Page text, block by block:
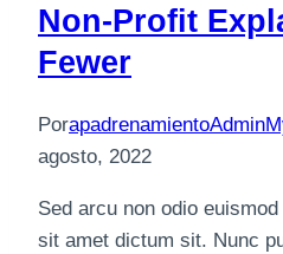
Non-Profit
Fewer
Por
agosto, 2022
Sed arcu non odio
sit amet dictum sit. Nunc